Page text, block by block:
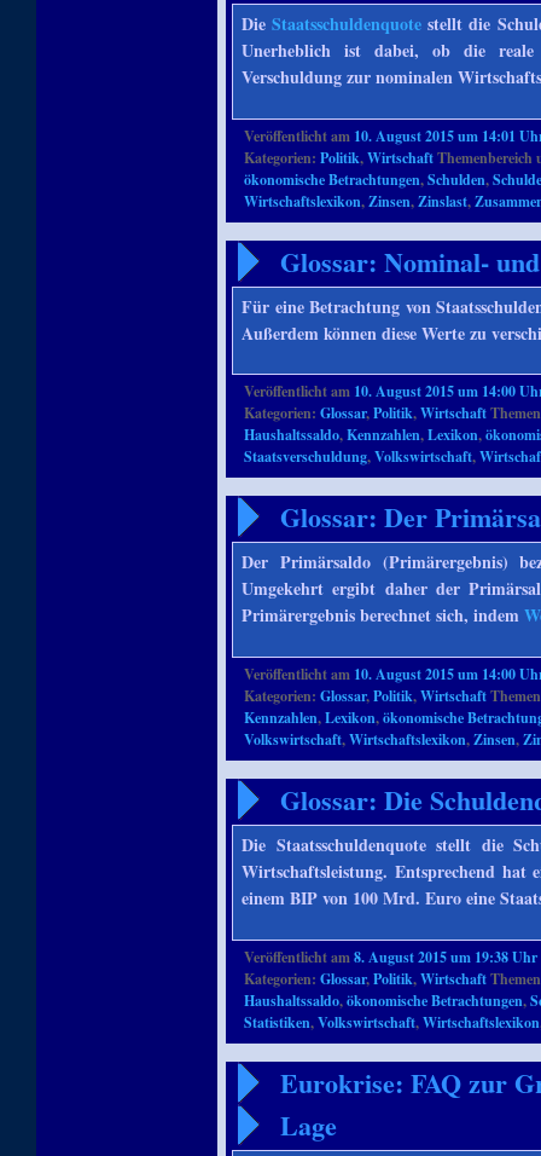
DieStaatsschuldenquote stellt die
Unerheblich ist dabei, ob die
Verschuldung zur nominalen
Veröffentlicht am 10. August 2015 um 14:01
Kategorien:Politik,Wirtschaft
ökonomische Betrachtungen,Schulden,
Wirtschaftslexikon,Zinsen,Zinslast,
Glossar: Nominal-
Für eine Betrachtung von
Außerdem können diese Werte zu
Veröffentlicht am 10. August 2015 um 14:00
Kategorien:Glossar,Politik,Wirtschaft
Haushaltssaldo,Kennzahlen,Lexikon,
Staatsverschuldung,Volkswirtschaft,
Glossar: Der
Der Primärsaldo (Primärergebnis)
Umgekehrt ergibt daher der
Primärergebnis berechnet sich, indem
Veröffentlicht am 10. August 2015 um 14:00
Kategorien:Glossar,Politik,Wirtschaft
Kennzahlen,Lexikon,ökonomische
Volkswirtschaft,Wirtschaftslexikon,Zinsen,
Glossar: Die
Die Staatsschuldenquote stellt die
Wirtschaftsleistung. Entsprechend
einem BIP von 100 Mrd. Euro eine
Veröffentlicht am8. August 2015 um 19:38 Uhr
Kategorien:Glossar,Politik,Wirtschaft
Haushaltssaldo,ökonomische Betrachtungen,
Statistiken,Volkswirtschaft,Wirtschaftslexikon
Eurokrise: FAQ zur
Lage